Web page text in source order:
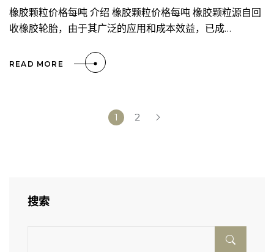
橡胶颗粒价格每吨 介绍 橡胶颗粒价格每吨 橡胶颗粒源自回
收橡胶轮胎，由于其广泛的应用和成本效益，已成…
READ MORE
1 2
搜索